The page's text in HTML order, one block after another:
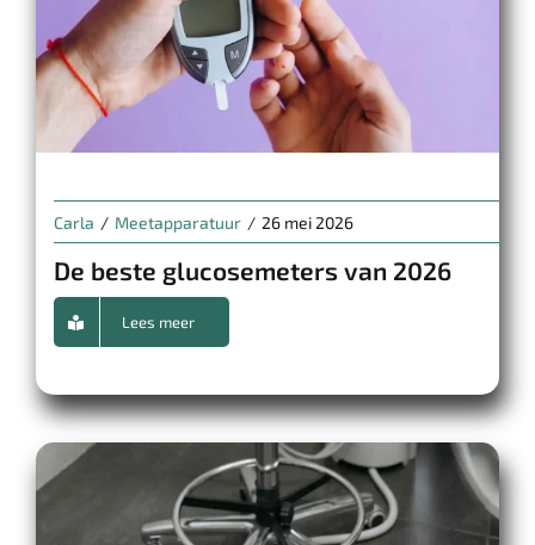
Carla / Meetapparatuur / 26 mei 2026
De beste glucosemeters van 2026
Lees meer